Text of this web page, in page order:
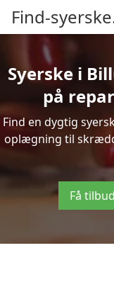
Find-
Syerske i
på
Find en dygtig
oplægning til
Få